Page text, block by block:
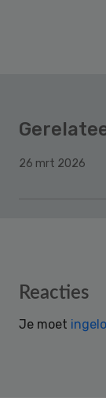
26 mrt 2026
Reader
Reacties
Je moet